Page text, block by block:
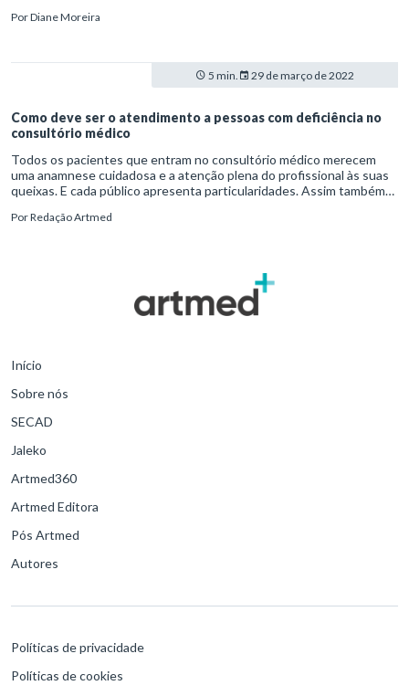
PorDiane Moreira
5 min. 29 de março de 2022
Como deve ser o atendimento a pessoas com deficiência no
consultório médico
Todos os pacientes que entram no consultório médico merecem
uma anamnese cuidadosa e a atenção plena do profissional às suas
queixas. E cada público apresenta particularidades. Assim também
Acima de tudo, é recomendado o uso do bom senso e de habilidades
PorRedação Artmed
Início
Sobre nós
SECAD
Jaleko
Artmed360
Artmed Editora
Pós Artmed
Autores
Políticas de privacidade
Políticas de cookies